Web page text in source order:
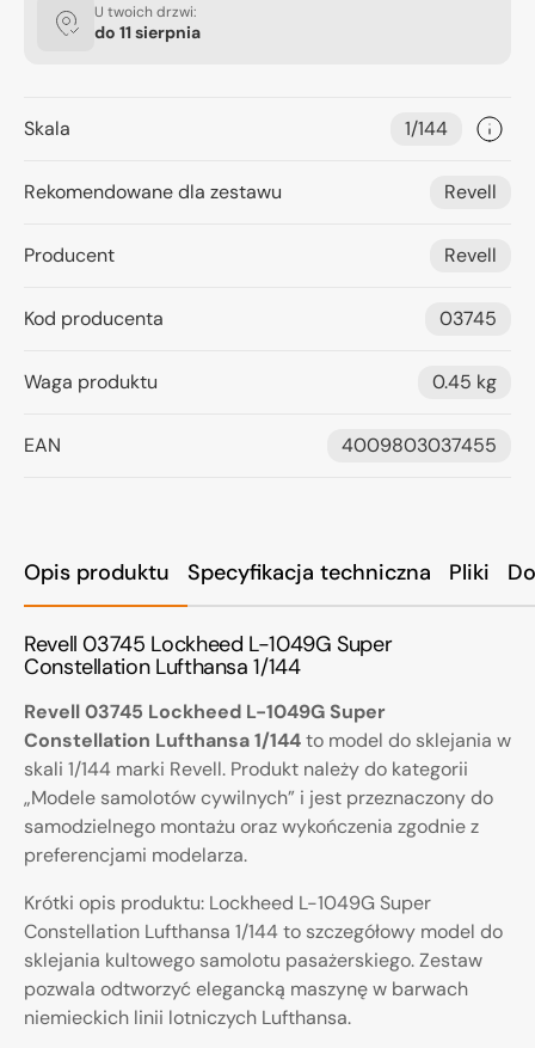
Opis produktu Specyfikacja techniczna Pliki
Revell 03745 Lockheed L-1049G Super
Constellation Lufthansa 1/144
Revell 03745 Lockheed L-1049G Super
Constellation Lufthansa 1/144to model do sklejania w
skali 1/144 marki Revell. Produkt należy do kategorii
„Modele samolotów cywilnych” i jest przeznaczony do
samodzielnego montażu oraz wykończenia zgodnie z
preferencjami modelarza.
Krótki opis produktu: Lockheed L-1049G Super
Constellation Lufthansa 1/144 to szczegółowy model do
sklejania kultowego samolotu pasażerskiego. Zestaw
pozwala odtworzyć elegancką maszynę w barwach
niemieckich linii lotniczych Lufthansa.
U twoich drzwi:
do 11 sierpnia
Skala 1/144
Rekomendowane dla zestawu Revell
Producent Revell
Kod producenta 03745
Waga produktu 0.45 kg
EAN 4009803037455